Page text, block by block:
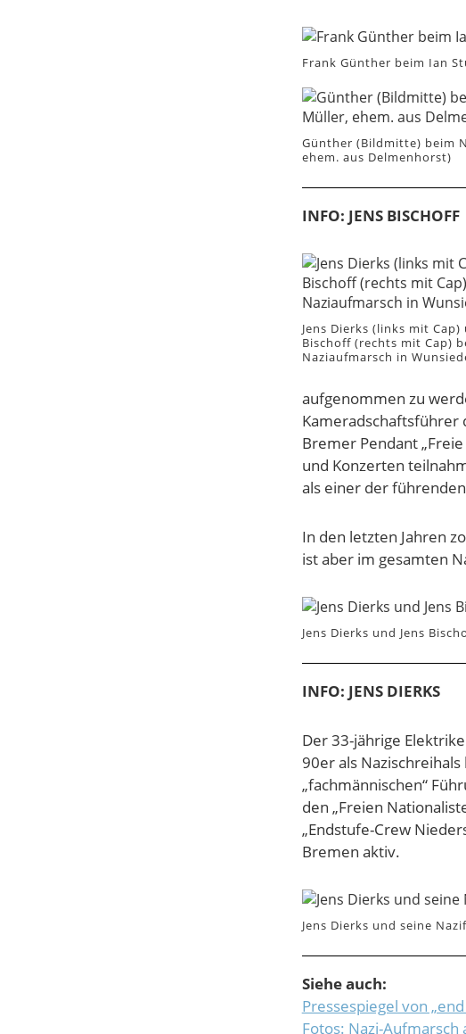
Frank Günther beim Ian
Günther (Bildmitte) beim
ehem. aus Delmenhorst)
INFO: JENS BISCHOFF
Jens Dierks (links mit Cap)
Bischoff (rechts mit Cap)
Naziaufmarsch in
aufgenommen zu
Kameradschaftsführer
Bremer Pendant
und Konzerten
als einer der
In den letzten Jahren
ist aber im gesamten
Jens Dierks und Jens
INFO: JENS DIERKS
Der 33-jährige
90er als
„fachmännischen“
den „Freien
„Endstufe-Crew
Bremen aktiv.
Jens Dierks und seine
Siehe auch:
Pressespiegel von
Fotos: Nazi-